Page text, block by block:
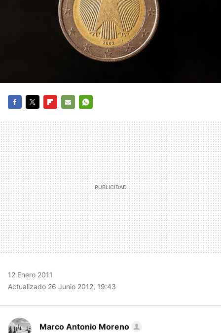
MAIL
12 Enero 2011
Actualizado 26 Junio 2012, 19:43
Marco Antonio Moreno